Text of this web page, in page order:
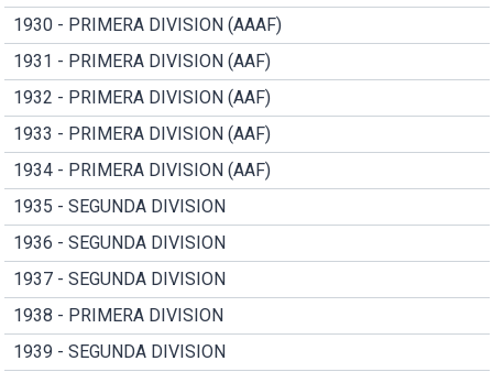
1930 - PRIMERA DIVISION (AAAF)
1931 - PRIMERA DIVISION (AAF)
1932 - PRIMERA DIVISION (AAF)
1933 - PRIMERA DIVISION (AAF)
1934 - PRIMERA DIVISION (AAF)
1935 - SEGUNDA DIVISION
1936 - SEGUNDA DIVISION
1937 - SEGUNDA DIVISION
1938 - PRIMERA DIVISION
1939 - SEGUNDA DIVISION